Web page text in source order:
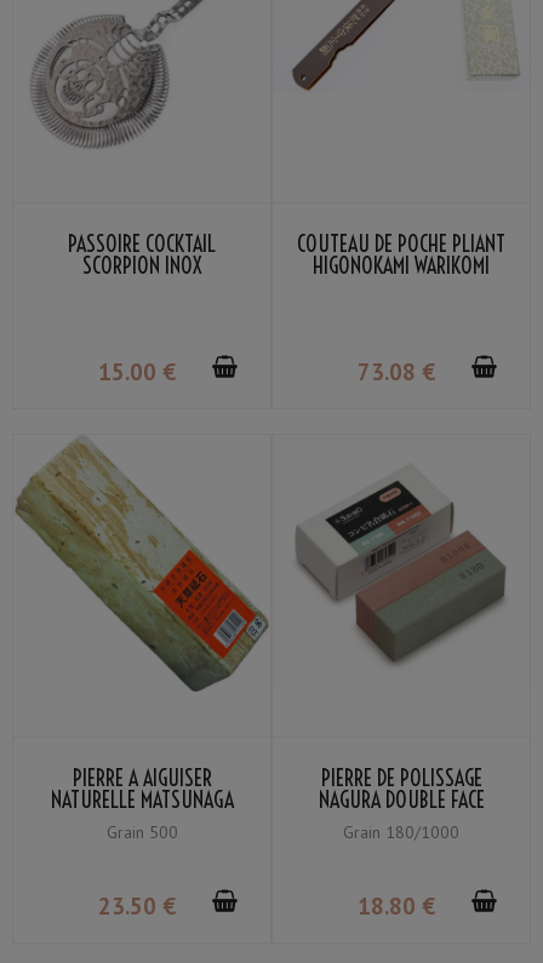
PASSOIRE COCKTAIL
SCORPION INOX
15.00 €
COUTEAU DE POCHE PLIANT
HIGONOKAMI WARIKOMI
73.08 €
PIERRE À AIGUISER
NATURELLE MATSUNAGA
AMAKUSA LARGE GRAIN
#500
Grain 500
23.50 €
PIERRE DE POLISSAGE
NAGURA DOUBLE FACE
SUEHIRO GRAIN #180 /
#1000
Grain 180/1000
18.80 €